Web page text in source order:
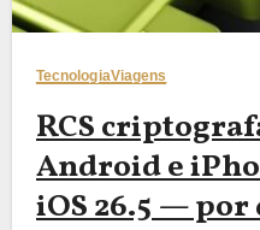
TecnologiaViagens
RCS
Android e
iOS 26.5 — por